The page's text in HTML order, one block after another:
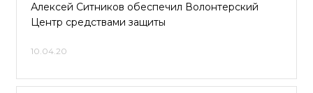
Алексей Ситников обеспечил Волонтерский
Центр средствами защиты
10.04.20